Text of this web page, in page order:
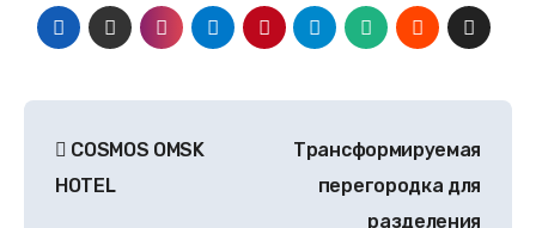
COSMOS OMSK
HOTEL
Трансформируемая
перегородка для
разделения